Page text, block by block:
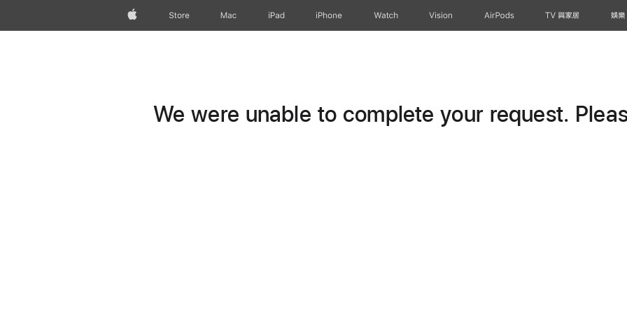
Apple Store Mac iPad iPhone Watch Vision AirPods TV 與家居 娛樂
We were unable to complete your request.